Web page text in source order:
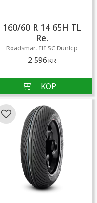
160/60 R 14 65H TL
Re.
Roadsmart III SC Dunlop
2 596 KR
Lägg till i favoriter